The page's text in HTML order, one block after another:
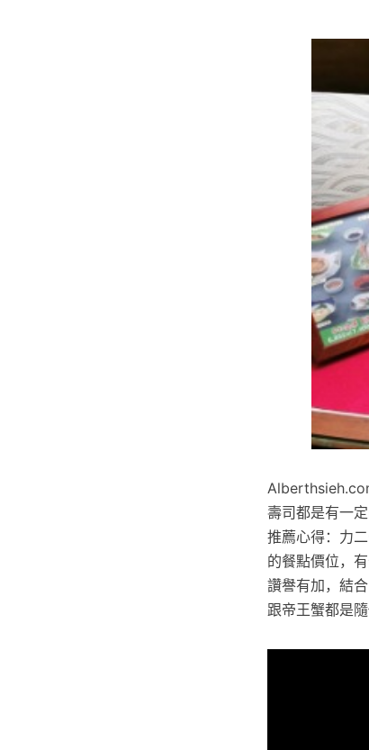
壽司都是有一
推薦心得：力
的餐點價位，
讚譽有加，結
跟帝王蟹都是